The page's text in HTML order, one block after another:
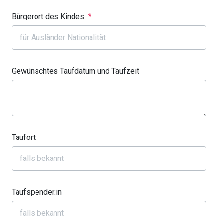
Bürgerort des Kindes *
Gewünschtes Taufdatum und Taufzeit
Taufort
Taufspender:in